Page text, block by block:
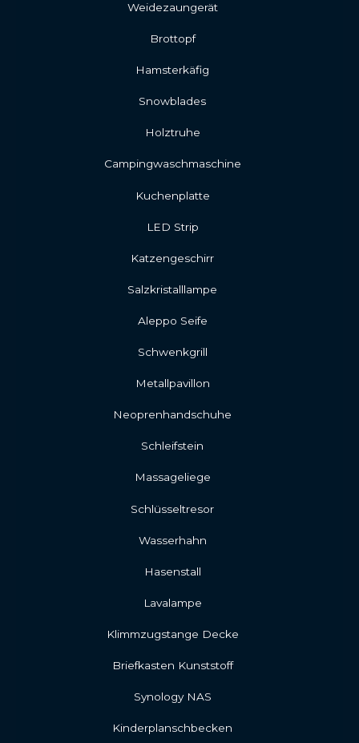
Weidezaungerät
Brottopf
Hamsterkäfig
Snowblades
Holztruhe
Campingwaschmaschine
Kuchenplatte
LED Strip
Katzengeschirr
Salzkristalllampe
Aleppo Seife
Schwenkgrill
Metallpavillon
Neoprenhandschuhe
Schleifstein
Massageliege
Schlüsseltresor
Wasserhahn
Hasenstall
Lavalampe
Klimmzugstange Decke
Briefkasten Kunststoff
Synology NAS
Kinderplanschbecken